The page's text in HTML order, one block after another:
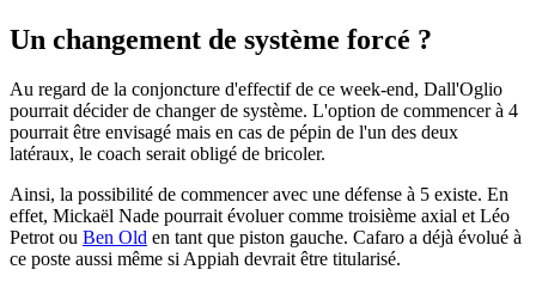
Un changement de système forcé ?
Au regard de la conjoncture d'effectif de ce week-end, Dall'Oglio
pourrait décider de changer de système. L'option de commencer à 4
pourrait être envisagé mais en cas de pépin de l'un des deux
latéraux, le coach serait obligé de bricoler.
Ainsi, la possibilité de commencer avec une défense à 5 existe. En
effet, Mickaël Nade pourrait évoluer comme troisième axial et Léo
Petrot ou Ben Old en tant que piston gauche. Cafaro a déjà évolué à
ce poste aussi même si Appiah devrait être titularisé.